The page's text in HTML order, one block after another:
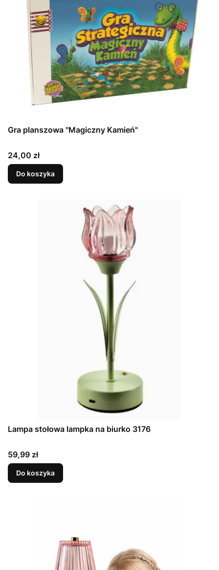
Gra planszowa "Magiczny Kamień"
Cena
24,00 zł
Do koszyka
Lampa stołowa lampka na biurko 3176
Cena
59,99 zł
Do koszyka